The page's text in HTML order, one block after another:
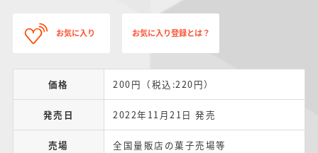
お気に入り お気に入り登録とは？
価格 200円（税込:220円）
発売日 2022年11月21日 発売
売場 全国量販店の菓子売場等